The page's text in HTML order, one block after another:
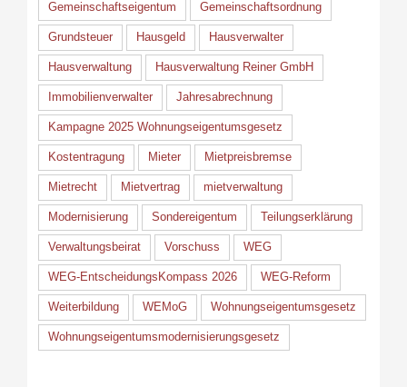
Gemeinschaftseigentum Gemeinschaftsordnung
Grundsteuer Hausgeld Hausverwalter
Hausverwaltung Hausverwaltung Reiner GmbH
Immobilienverwalter Jahresabrechnung
Kampagne 2025 Wohnungseigentumsgesetz
Kostentragung Mieter Mietpreisbremse
Mietrecht Mietvertrag mietverwaltung
Modernisierung Sondereigentum Teilungserklärung
Verwaltungsbeirat Vorschuss WEG
WEG-EntscheidungsKompass 2026 WEG-Reform
Weiterbildung WEMoG Wohnungseigentumsgesetz
Wohnungseigentumsmodernisierungsgesetz